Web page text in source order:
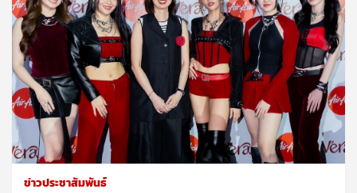
ข่าวประชาสัมพันธ์